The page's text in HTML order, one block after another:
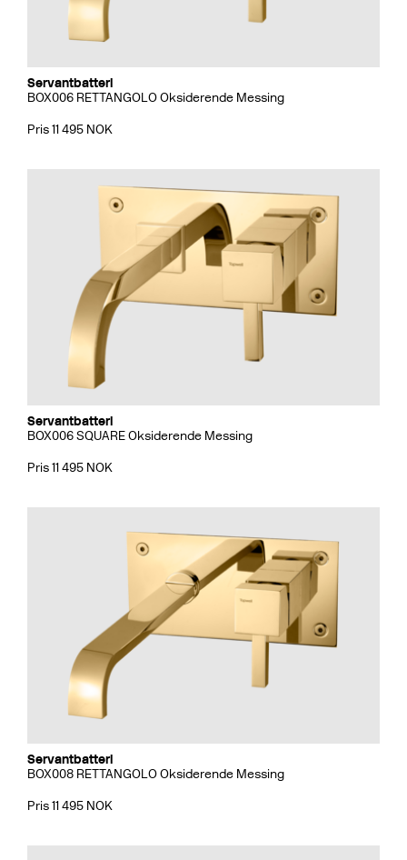
Servantbatteri
BOX006 RETTANGOLO Oksiderende Messing
Pris 11 495 NOK
Servantbatteri
BOX006 SQUARE Oksiderende Messing
Pris 11 495 NOK
Servantbatteri
BOX008 RETTANGOLO Oksiderende Messing
Pris 11 495 NOK